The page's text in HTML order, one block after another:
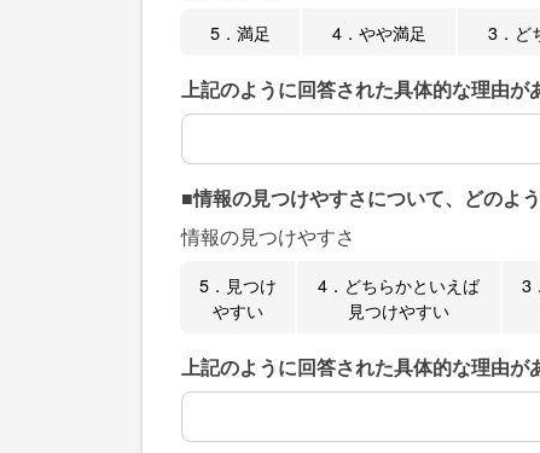
5．満足 4．やや満足 3．ど
上記のように回答された具体的な理由が
上記のように回答された具体的な理由が
■情報の見つけやすさについて、どのよ
情報の見つけやすさ
5．見つけ
やすい
4．どちらかといえば
見つけやすい
3
上記のように回答された具体的な理由が
上記のように回答された具体的な理由が